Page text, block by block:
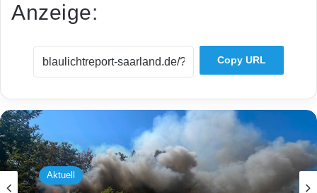
Anzeige:
Copy URL
Aktuell